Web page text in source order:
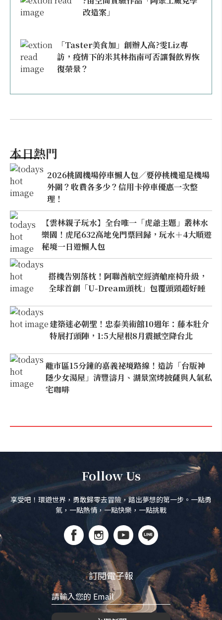
改造案」
「Taster美食加」創辦人高?雯Liz專
訪，疫情下的米其林指南可否讓餐飲界恢
復榮景？
本日熱門
2026桃園機場停車懶人包／要停桃機還是機場
外圍？收費各多少？信用卡停車優惠一次整
理！
【雲林親子玩水】全台唯一「虎爺主題」叢林水
樂園！虎尾632高地免門票回歸，玩水＋4大順遊
秘境一日遊懶人包
搭機告別落枕！阿聯酋航空經濟艙座椅升級，
全球首創「U-Dream頭枕」包覆頭頸超好睡
建築迷必朝聖！忠泰美術館10週年：藤本壯介
特展打頭陣，1:5大屋根8月震撼空降台北
離市區15分鐘的嘉義祕境路線！造訪「台版神
隱少女湯屋」清豐濤月、湖景窯烤披薩與人氣私
宅咖啡
Follow Us
享受吧！環遊世界，勇敢歸零去冒險，踏出夢想的第一步。一點勇
氣，一點熱情，一點快樂，一點挑戰
訂閱電子報